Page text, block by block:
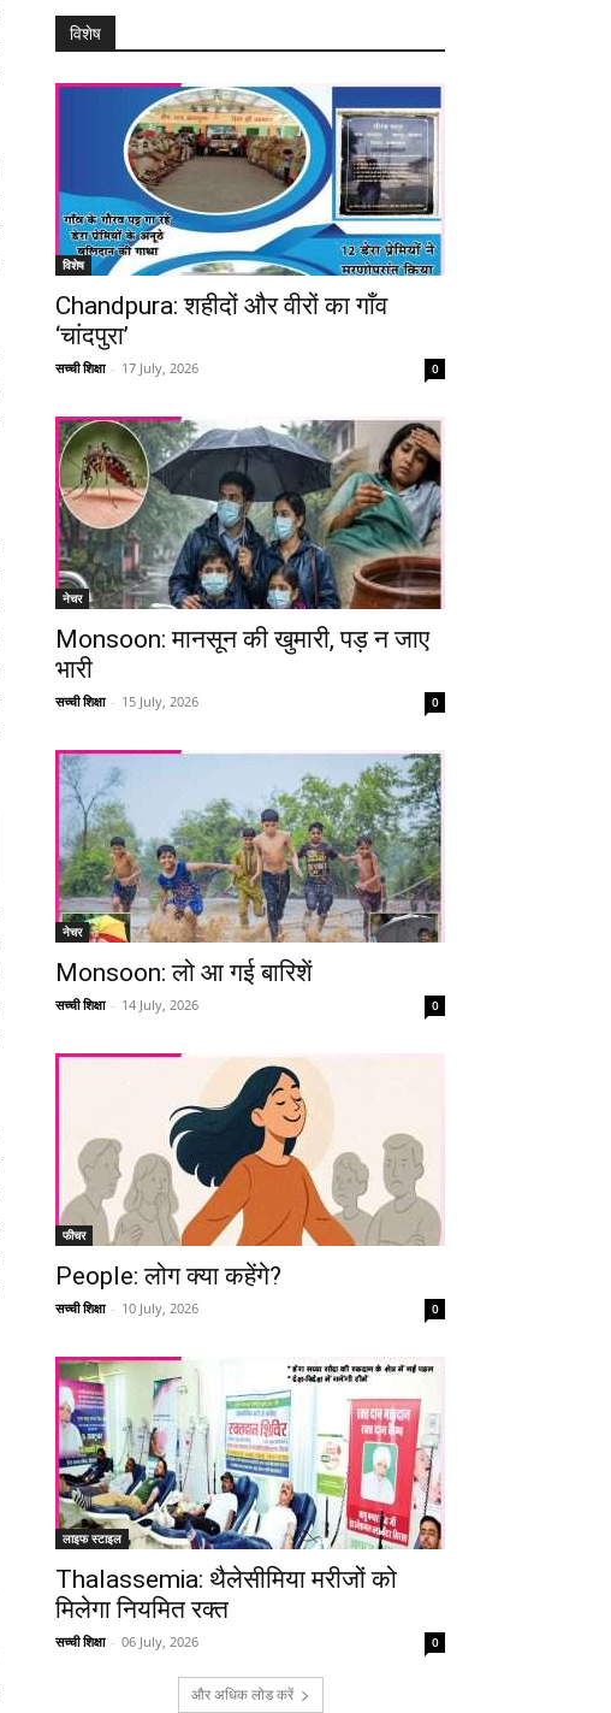
Telegram Copy URL
विशेष
विशेष
Chandpura: शहीदों और वीरों का गाँव
‘चांदपुरा’
सच्ची शिक्षा - 17 July, 2026 0
नेचर
Monsoon: मानसून की खुमारी, पड़ न जाए
भारी
सच्ची शिक्षा - 15 July, 2026 0
नेचर
Monsoon: लो आ गई बारिशें
सच्ची शिक्षा - 14 July, 2026 0
फीचर
People: लोग क्या कहेंगे?
सच्ची शिक्षा - 10 July, 2026 0
लाइफ स्टाइल
Thalassemia: थैलेसीमिया मरीजों को
मिलेगा नियमित रक्त
सच्ची शिक्षा - 06 July, 2026 0
और अधिक लोड करें